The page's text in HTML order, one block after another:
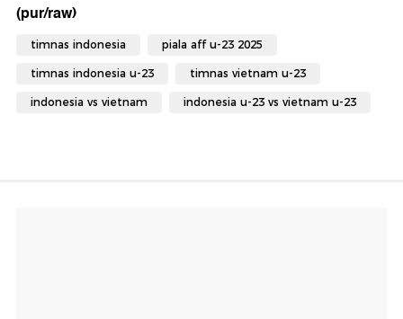
(pur/raw)
timnas indonesia piala aff u-23 2025
timnas indonesia u-23 timnas vietnam u-23
indonesia vs vietnam indonesia u-23 vs vietnam u-23